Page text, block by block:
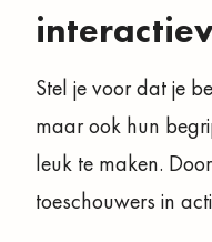
Stel je voor dat je
maar ook hun
leuk te maken.
toeschouwers in